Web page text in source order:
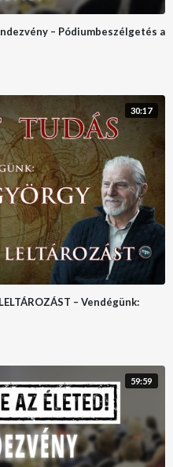
– Pódiumbeszélgetés a
30:17
– Vendégünk:
59:59